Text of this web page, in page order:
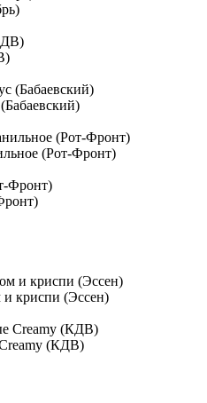
(Рот-Фронт)
и криспи (Эссен)
(КДВ)